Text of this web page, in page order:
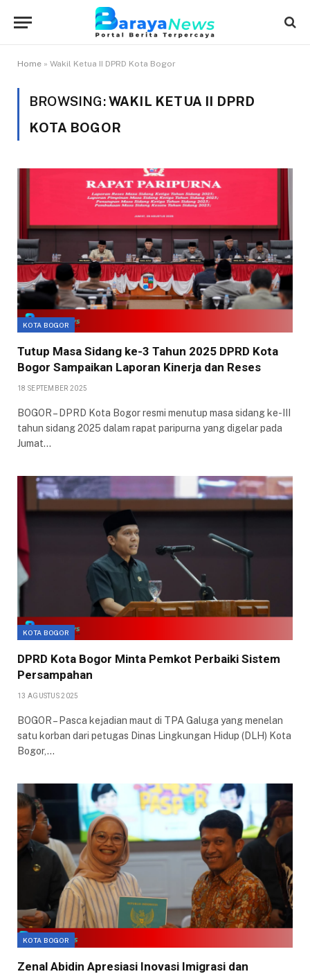
Home » Wakil Ketua II DPRD Kota Bogor
BROWSING:WAKIL KETUA II DPRD
KOTA BOGOR
KOTA BOGOR
Tutup Masa Sidang ke-3 Tahun 2025 DPRD Kota
Bogor Sampaikan Laporan Kinerja dan Reses
18 SEPTEMBER 2025
BOGOR – DPRD Kota Bogor resmi menutup masa sidang ke-III
tahun sidang 2025 dalam rapat paripurna yang digelar pada
Jumat…
KOTA BOGOR
DPRD Kota Bogor Minta Pemkot Perbaiki Sistem
Persampahan
13 AGUSTUS 2025
BOGOR – Pasca kejadian maut di TPA Galuga yang menelan
satu korban dari petugas Dinas Lingkungan Hidup (DLH) Kota
Bogor,…
KOTA BOGOR
Zenal Abidin Apresiasi Inovasi Imigrasi dan